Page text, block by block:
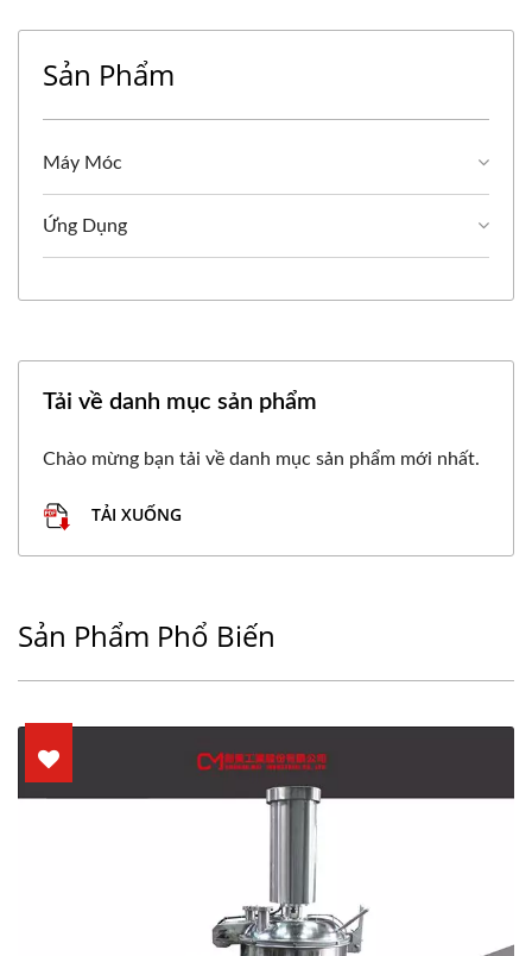
Sản Phẩm
Máy Móc
Ứng Dụng
Tải về danh mục sản phẩm
Chào mừng bạn tải về danh mục sản phẩm mới nhất.
TẢI XUỐNG
Sản Phẩm Phổ Biến